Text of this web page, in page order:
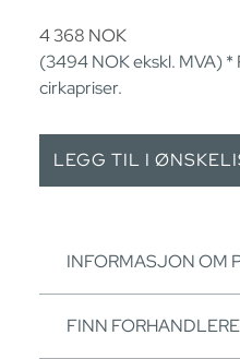
4 368 NOK
(3494NOKekskl. MVA)
cirkapriser.
LEGG TIL I
INFORMASJON OM
FINN FORHANDLERE